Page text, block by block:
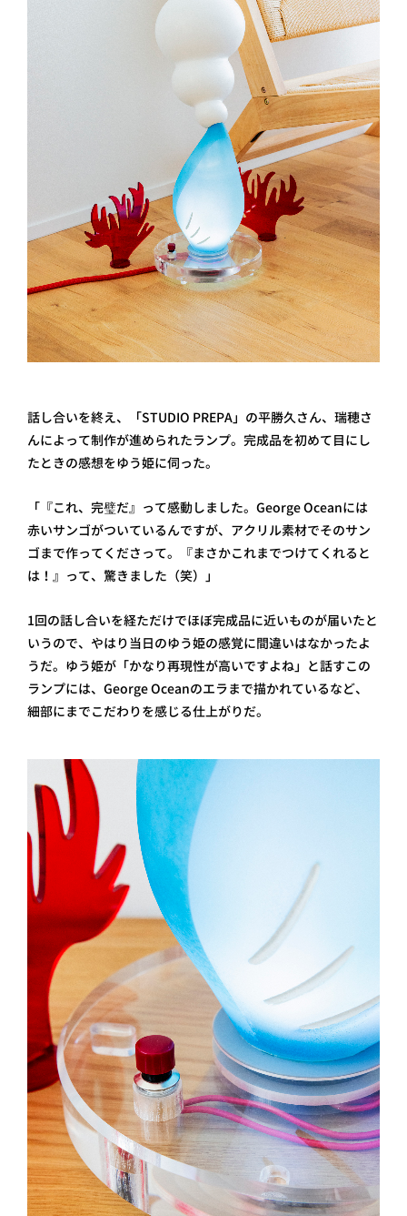
話し合いを終え、「STUDIO PREPA」の平勝久さん、瑞穂さ
んによって制作が進められたランプ。完成品を初めて目にし
たときの感想をゆう姫に伺った。
「『これ、完璧だ』って感動しました。George Oceanには
赤いサンゴがついているんですが、アクリル素材でそのサン
ゴまで作ってくださって。『まさかこれまでつけてくれると
は！』って、驚きました（笑）」
1回の話し合いを経ただけでほぼ完成品に近いものが届いたと
いうので、やはり当日のゆう姫の感覚に間違いはなかったよ
うだ。ゆう姫が「かなり再現性が高いですよね」と話すこの
ランプには、George Oceanのエラまで描かれているなど、
細部にまでこだわりを感じる仕上がりだ。